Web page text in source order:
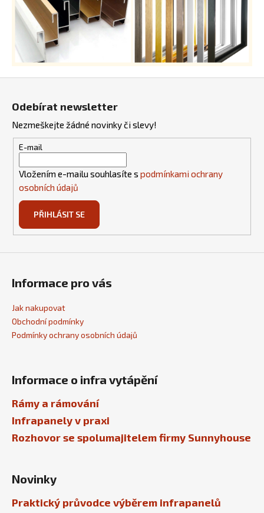
Odebírat newsletter
Nezmeškejte žádné novinky či slevy!
E-mail
Vložením e-mailu souhlasíte s podmínkami ochrany
osobních údajů
PŘIHLÁSIT SE
Informace pro vás
Jak nakupovat
Obchodní podmínky
Podmínky ochrany osobních údajů
Informace o infra vytápění
Rámy a rámování
Infrapanely v praxi
Rozhovor se spolumajitelem firmy Sunnyhouse
Novinky
Praktický průvodce výběrem infrapanelů